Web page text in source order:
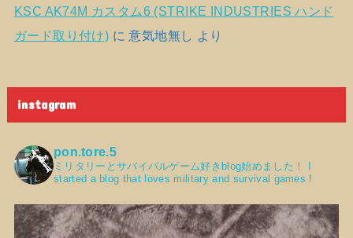
KSC AK74M カスタム6 (STRIKE INDUSTRIES ハンド
ガード取り付け) に意気地無し より
instagram
pon.tore.5
ミリタリーとサバイバルゲーム好きblog始めました！
started a blog that loves military and survival games !